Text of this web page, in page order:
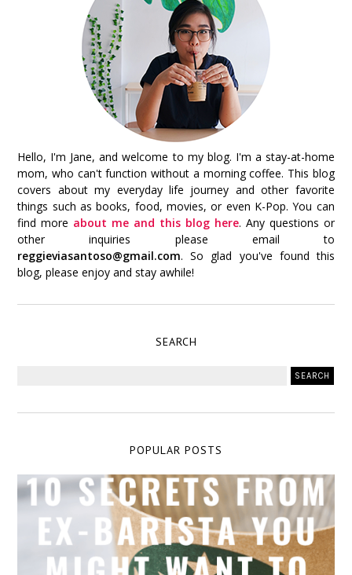
Hello, I'm Jane, and welcome to my blog. I'm a stay-at-home
mom, who can't function without a morning coffee. This blog
covers about my everyday life journey and other favorite
things such as books, food, movies, or even K-Pop. You can
find more about me and this blog here. Any questions or
other inquiries please email to
reggieviasantoso@gmail.com. So glad you've found this
blog, please enjoy and stay awhile!
SEARCH
POPULAR POSTS